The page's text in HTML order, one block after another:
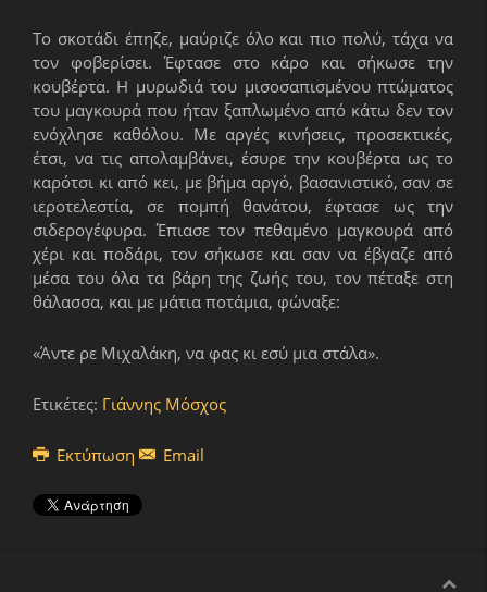
Το σκοτάδι έπηζε, μαύριζε όλο και πιο πολύ, τάχα να
τον φοβερίσει. Έφτασε στο κάρο και σήκωσε την
κουβέρτα. Η μυρωδιά του μισοσαπισμένου πτώματος
του μαγκουρά που ήταν ξαπλωμένο από κάτω δεν τον
ενόχλησε καθόλου. Με αργές κινήσεις, προσεκτικές,
έτσι, να τις απολαμβάνει, έσυρε την κουβέρτα ως το
καρότσι κι από κει, με βήμα αργό, βασανιστικό, σαν σε
ιεροτελεστία, σε πομπή θανάτου, έφτασε ως την
σιδερογέφυρα. Έπιασε τον πεθαμένο μαγκουρά από
χέρι και ποδάρι, τον σήκωσε και σαν να έβγαζε από
μέσα του όλα τα βάρη της ζωής του, τον πέταξε στη
θάλασσα, και με μάτια ποτάμια, φώναξε:
«Άντε ρε Μιχαλάκη, να φας κι εσύ μια στάλα».
Ετικέτες: Γιάννης Μόσχος
Εκτύπωση Email